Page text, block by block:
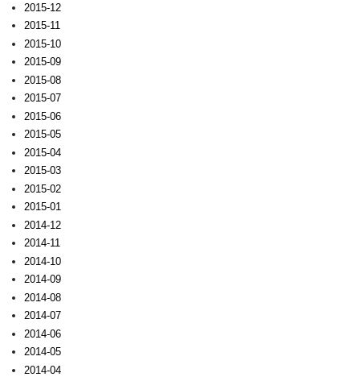
2015-12
2015-11
2015-10
2015-09
2015-08
2015-07
2015-06
2015-05
2015-04
2015-03
2015-02
2015-01
2014-12
2014-11
2014-10
2014-09
2014-08
2014-07
2014-06
2014-05
2014-04